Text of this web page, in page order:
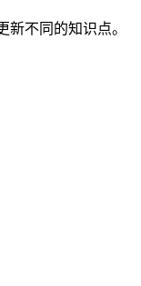
不同的知识点。